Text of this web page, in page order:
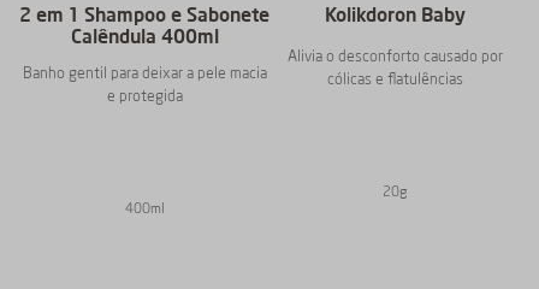
2 em 1 Shampoo e Sabonete
Calêndula 400ml
Banho gentil para deixar a pele macia
e protegida
400ml
Kolikdoron Baby
Alivia o desconforto causado por
cólicas e flatulências
20g